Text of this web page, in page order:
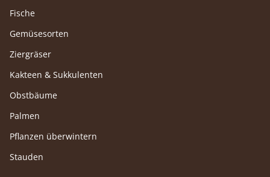
Fische
Gemüsesorten
Ziergräser
Kakteen & Sukkulenten
Obstbäume
Palmen
Pflanzen überwintern
Stauden